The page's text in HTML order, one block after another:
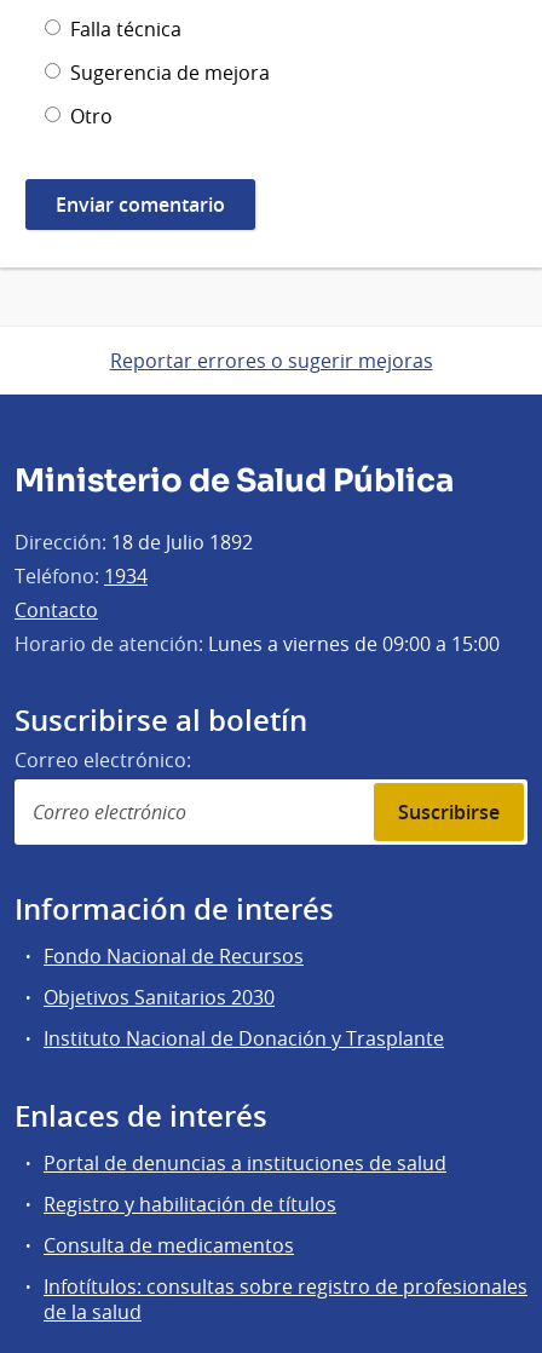
Falla técnica
Sugerencia de mejora
Otro
Reportar errores o sugerir mejoras
Ministerio de Salud Pública
Dirección: 18 de Julio 1892
Teléfono: 1934
Contacto
Horario de atención: Lunes a viernes de 09:00 a 15:00
Suscribirse al boletín
Correo electrónico:
Suscribirse
Información de interés
Fondo Nacional de Recursos
Objetivos Sanitarios 2030
Instituto Nacional de Donación y Trasplante
Enlaces de interés
Portal de denuncias a instituciones de salud
Registro y habilitación de títulos
Consulta de medicamentos
Infotítulos: consultas sobre registro de profesionales
de la salud